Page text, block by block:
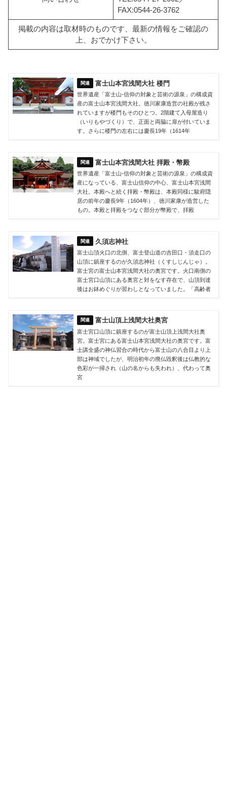
FAX:0544-26-3762
掲載の内容は取材時のものです、最新の情報をご確認の
上、おでかけ下さい。
富士山本宮浅間大社 楼門
世界遺産「富士山‐信仰の対象と芸術の源泉」の構成資
産の富士山本宮浅間大社。徳川家康造営の社殿が残さ
れていますが楼門もそのひとつ。2階建て入母屋造り
（いりもやづくり）で、正面と両脇に扉が付いていま
す。さらに楼門の左右には慶長19年（1614年
富士山本宮浅間大社 拝殿・幣殿
世界遺産「富士山‐信仰の対象と芸術の源泉」の構成資
産になっている、富士山信仰の中心、富士山本宮浅間
大社。本殿へと続く拝殿・幣殿は、本殿同様に駿府隠
居の前年の慶長9年（1604年）、徳川家康が造営した
もの。本殿と拝殿をつなぐ部分が幣殿で、拝殿
久須志神社
富士山頂火口の北側、富士登山道の吉田口・須走口の
山頂に鎮座するのが久須志神社（くすしじんじゃ）。
富士宮の富士山本宮浅間大社の奥宮です。火口南側の
富士宮口山頂にある奥宮と対をなす存在で、山頂到達
後はお鉢めぐりが習わしとなっていました。「高齢者
富士山頂上浅間大社奥宮
富士宮口山頂に鎮座するのが富士山頂上浅間大社奥
宮。富士宮にある富士山本宮浅間大社の奥宮です。富
士講全盛の神仏習合の時代から富士山の八合目より上
部は神域でしたが、明治初年の廃仏毀釈後は仏教的な
色彩が一掃され（山の名からも失われ）、代わって奥
宮